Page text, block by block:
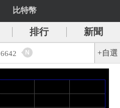
比特幣
排行
新聞
6642 N +自選